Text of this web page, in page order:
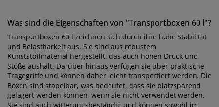
Was sind die Eigenschaften von "Transportboxen 60 l"?
Transportboxen 60 l zeichnen sich durch ihre hohe Stabilität
und Belastbarkeit aus. Sie sind aus robustem
Kunststoffmaterial hergestellt, das auch hohen Druck und
Stöße aushält. Darüber hinaus verfügen sie über praktische
Tragegriffe und können daher leicht transportiert werden. Die
Boxen sind stapelbar, was bedeutet, dass sie platzsparend
gelagert werden können, wenn sie nicht verwendet werden.
Sie sind auch witterungsbeständig und können sowohl im